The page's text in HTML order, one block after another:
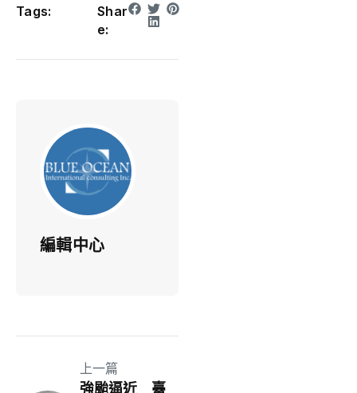
Tags:
Shar
e:
編輯中心
上一篇
強颱逼近 臺